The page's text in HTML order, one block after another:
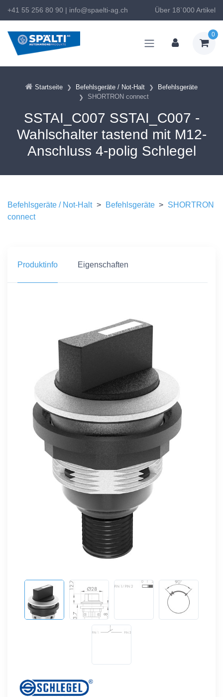
+41 55 256 80 90 | info@spaelti-ag.ch Über 18`000 Artikel
0
Startseite Befehlsgeräte / Not-Halt
Befehlsgeräte
SHORTRON connect
SSTAI_C007 SSTAI_C007 -
Wahlschalter tastend mit M12-
Anschluss 4-polig Schlegel
Befehlsgeräte / Not-Halt > Befehlsgeräte > SHORTRON
connect
Produktinfo Eigenschaften